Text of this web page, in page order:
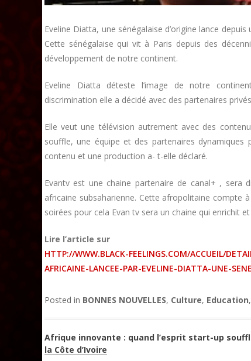
Eveline Diatta, une sénégalaise d’origine lance
Cette sénégalaise qui vit à Paris depuis des
développement de notre continent.
Eveline Diatta déteste l’image de notre
discrimination elle a décidé avec des partenaires
Elle veut une télévision autrement avec des
souffle, une équipe et des partenaires
contenu et une production a- t-elle déclaré.
Evantv est une chaine partenaire de canal+ , sera
africaine subsaharienne. Cette afropolitaine compte
soirées pour cela Evan tv sera un chaine qui enrichit
Lire l’article sur
HTTP://WWW.BLACK-FEELINGS.COM/ACCUEIL/
AFRICAINE-LANCEE-PAR-EVELINE-DIATTA-UNE-
Posted in BONNES NOUVELLES, Culture, Education,
Navigation
Afrique innovante : quand l’esprit start-up
la Côte d’Ivoire